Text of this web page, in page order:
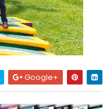
Google+